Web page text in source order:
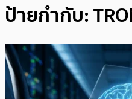
ป้ายกำกับ: